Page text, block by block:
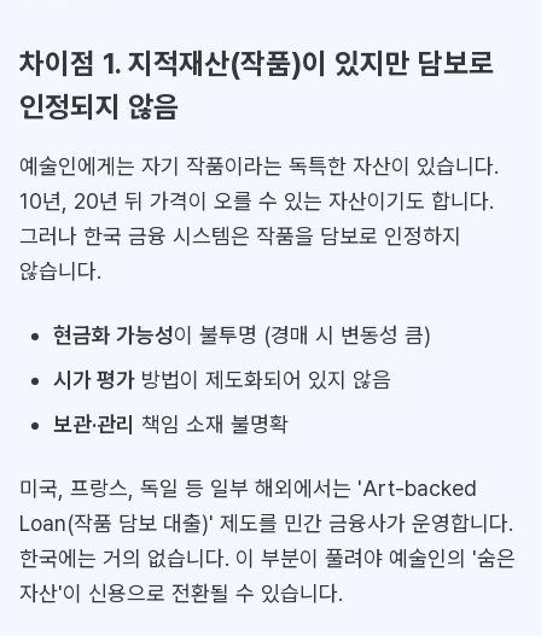
차이점 1. 지적재산(작품)이 있지만 담보로
인정되지 않음
예술인에게는 자기 작품이라는 독특한 자산이 있습니다.
10년, 20년 뒤 가격이 오를 수 있는 자산이기도 합니다.
그러나 한국 금융 시스템은 작품을 담보로 인정하지
않습니다.
현금화 가능성이 불투명 (경매 시 변동성 큼)
시가 평가방법이 제도화되어 있지 않음
보관·관리 책임 소재 불명확
미국, 프랑스, 독일 등 일부 해외에서는 'Art-backed
Loan(작품 담보 대출)' 제도를 민간 금융사가 운영합니다.
한국에는 거의 없습니다. 이 부분이 풀려야 예술인의 '숨은
자산'이 신용으로 전환될 수 있습니다.